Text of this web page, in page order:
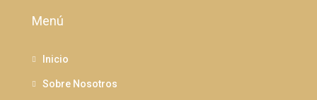
Menú
Inicio
Sobre Nosotros